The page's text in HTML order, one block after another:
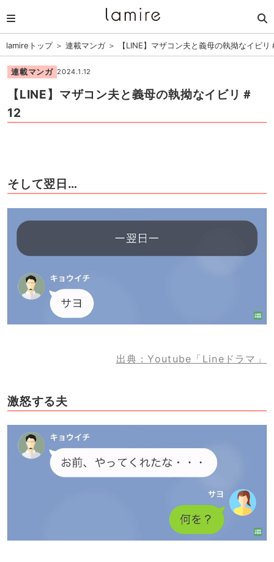
lamireトップ＞ 連載マンガ＞ 【LINE】マザコン夫と義母の執拗なイビリ
連載マンガ 2024.1.12
【LINE】マザコン夫と義母の執拗なイビリ＃
12
そして翌日…
出典：Youtube「Lineドラマ」
激怒する夫